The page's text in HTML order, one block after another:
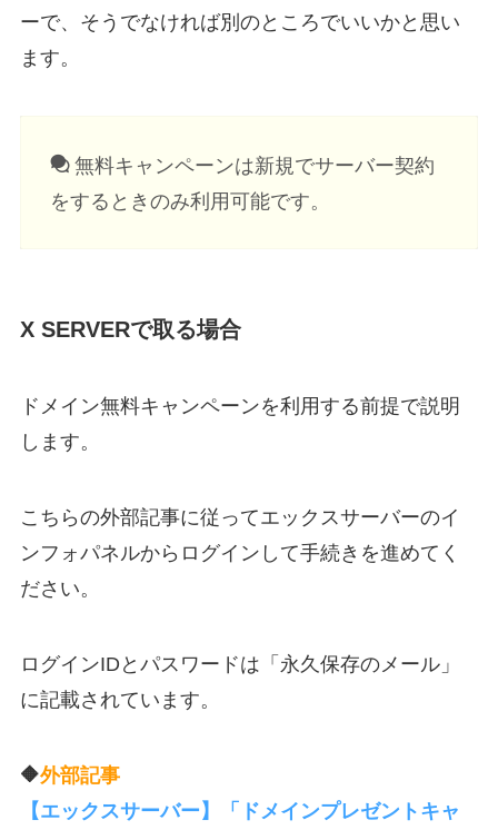
ーで、そうでなければ別のところでいいかと思い
ます。
無料キャンペーンは新規でサーバー契約
をするときのみ利用可能です。
X SERVERで取る場合
ドメイン無料キャンペーンを利用する前提で説明
します。
こちらの外部記事に従ってエックスサーバーのイ
ンフォパネルからログインして手続きを進めてく
ださい。
ログインIDとパスワードは「永久保存のメール」
に記載されています。
🔶外部記事
【エックスサーバー】「ドメインプレゼントキャ